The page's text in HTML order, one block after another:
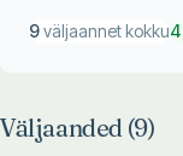
9väljaannet kokku4
Väljaanded (9)